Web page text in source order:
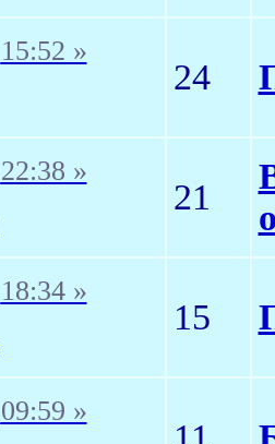
15:52 »
24
22:38 »
21
18:34 »
15
09:59 »